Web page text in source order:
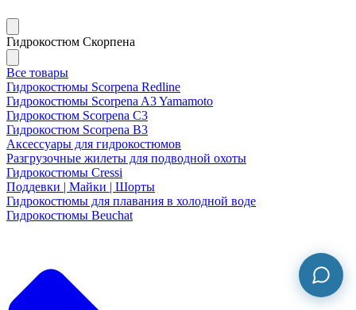
Гидрокостюм Скорпена
Все товары
Гидрокостюмы Scorpena Redline
Гидрокостюмы Scorpena A3 Yamamoto
Гидрокостюм Scorpena C3
Гидрокостюм Scorpena B3
Аксессуары для гидрокостюмов
Разгрузочные жилеты для подводной охоты
Гидрокостюмы Cressi
Поддевки | Майки | Шорты
Гидрокостюмы для плавания в холодной воде
Гидрокостюмы Beuchat